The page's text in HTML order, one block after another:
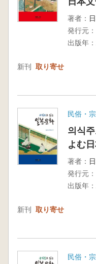
著者：
発行元：
出版年：
新刊 取り寄せ
民俗・
의식
よむ
著者：
発行元：
出版年：
新刊 取り寄せ
民俗・